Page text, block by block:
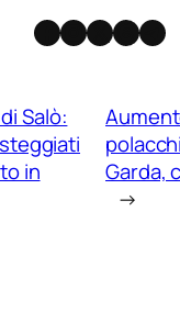
Facebook
Instagram
X
Salò:
in
Garda,
→